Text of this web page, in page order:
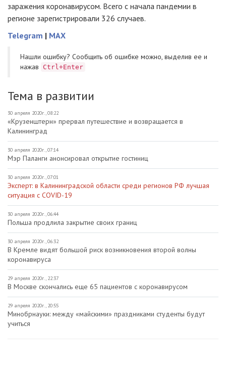
заражения коронавирусом. Всего с начала пандемии в
регионе зарегистрировали 326 случаев.
Telegram | MAX
Нашли ошибку? Cообщить об ошибке можно, выделив ее и
нажав
Ctrl+Enter
Тема в развитии
30 апреля 2020г., 08:22
«Крузенштерн» прервал путешествие и возвращается в
Калининград
30 апреля 2020г., 07:14
Мэр Паланги анонсировал открытие гостиниц
30 апреля 2020г., 07:01
Эксперт: в Калининградской области среди регионов РФ лучшая
ситуация с COVID-19
30 апреля 2020г., 06:44
Польша продлила закрытие своих границ
30 апреля 2020г., 06:32
В Кремле видят большой риск возникновения второй волны
коронавируса
29 апреля 2020г., 22:37
В Москве скончались еще 65 пациентов с коронавирусом
29 апреля 2020г., 20:55
Минобрнауки: между «майскими» праздниками студенты будут
учиться